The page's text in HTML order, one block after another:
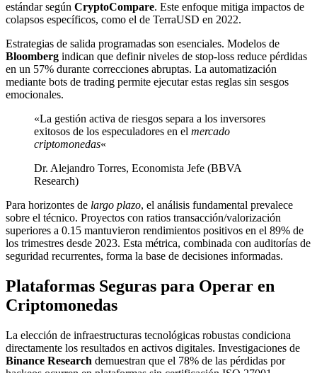
estándar según CryptoCompare. Este enfoque mitiga impactos de
colapsos específicos, como el de TerraUSD en 2022.
Estrategias de salida programadas son esenciales. Modelos de
Bloomberg indican que definir niveles de stop-loss reduce pérdidas
en un 57% durante correcciones abruptas. La automatización
mediante bots de trading permite ejecutar estas reglas sin sesgos
emocionales.
«La gestión activa de riesgos separa a los inversores
exitosos de los especuladores en el mercado
criptomonedas«
Dr. Alejandro Torres, Economista Jefe (BBVA
Research)
Para horizontes de largo plazo, el análisis fundamental prevalece
sobre el técnico. Proyectos con ratios transacción/valorización
superiores a 0.15 mantuvieron rendimientos positivos en el 89% de
los trimestres desde 2023. Esta métrica, combinada con auditorías de
seguridad recurrentes, forma la base de decisiones informadas.
Plataformas Seguras para Operar en
Criptomonedas
La elección de infraestructuras tecnológicas robustas condiciona
directamente los resultados en activos digitales. Investigaciones de
Binance Research demuestran que el 78% de las pérdidas por